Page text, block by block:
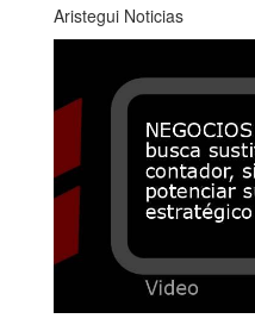
Aristegui Noticias